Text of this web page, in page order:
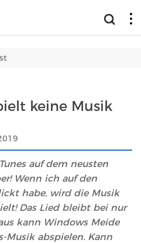
keine Musik
auf dem neusten
Wenn ich auf den
habe, wird die Musik
Das Lied bleibt bei nur
kann Windows Meide
Musik abspielen. Kann